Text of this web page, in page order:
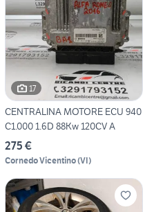
17
CENTRALINA MOTORE ECU 940
C1.000 1.6D 88Kw 120CV A
275 €
Cornedo Vicentino(VI)